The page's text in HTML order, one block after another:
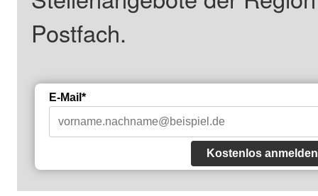
Postfach.
E-Mail*
Kostenlos anmelden